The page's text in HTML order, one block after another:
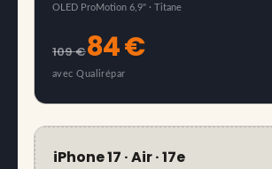
OLED ProMotion 6,9" · Titane
109 €84 €
avec Qualirépar
iPhone 17 · Air · 17e